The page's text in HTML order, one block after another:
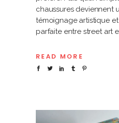
chaussures deviennent
témoignage artistique
parfaite entre street art
READ MORE